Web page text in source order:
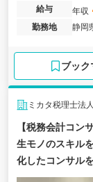
給与 年収
勤務地
静岡
ブック
ミカタ税理士法人
【税務会計コン
生モノのスキル
化したコンサル